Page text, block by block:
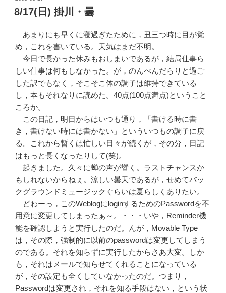
ON
8/17(日) 掛川・曇
あまりにも早くに寝過ぎたために，丑三つ時に目が覚
め，これを書いている。天気はまだ不明。
今日で長かった休みもおしまいであるが，結局仕事ら
しい仕事は何もしなかった。が，のんべんだらりと過ご
した訳でもなく，そこそこ体の調子は維持できている
し，本もそれなりに読めた。40点(100点満点)ということ
ころか。
この日記，明日からはいつも通り，「書ける時に書
き，書けない時には書かない」といういつもの調子に戻
る。これから暫くは忙しい日々が続くが，その分，日記
はもっと長くなったりして(笑)。
起きました。久々に蝉の声が響く。ラストチャンスか
もしれないからねぇ。涼しい曇天であるが，せめてバッ
クグラウンドミュージックぐらいは夏らしくありたい。
どわーっ，このWeblogにloginするためのPasswordを不
用意に変更してしまったぁ～。・・・いや，Reminder機
能を確認しようと実行したのだ。んが，Movable Type
は，その際，強制的に以前のpasswordは変更してしまう
のである。それを知らずに実行したからさあ大変。しか
も，それはメールで知らせてくれることになっている
が，その設定も全くしていなかったのだ。つまり，
Passwordは変更され，それを知る手段はない，という状